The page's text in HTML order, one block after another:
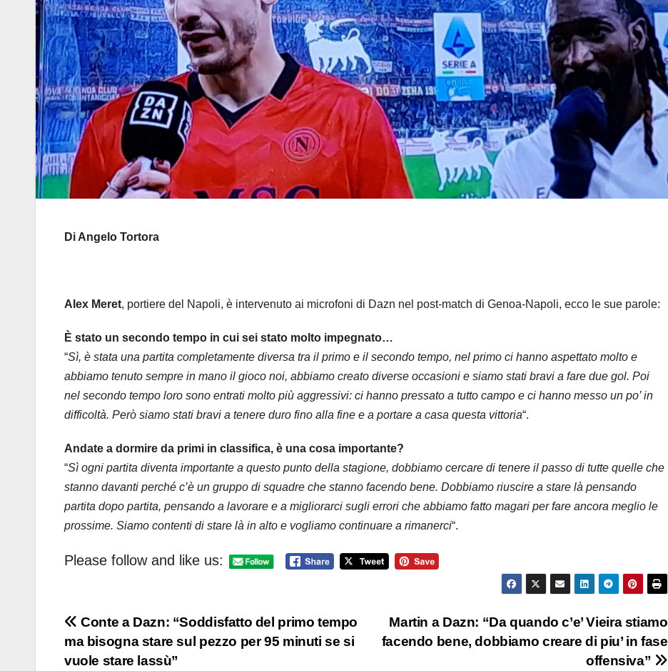
Di Angelo Tortora
Alex Meret, portiere del Napoli, è intervenuto ai microfoni di Dazn nel post-match di Genoa-Napoli, ecco le sue parole:
È stato un secondo tempo in cui sei stato molto impegnato…
“Sì, è stata una partita completamente diversa tra il primo e il secondo tempo, nel primo ci hanno aspettato molto e
abbiamo tenuto sempre in mano il gioco noi, abbiamo creato diverse occasioni e siamo stati bravi a fare due gol. Poi
nel secondo tempo loro sono entrati molto più aggressivi: ci hanno pressato a tutto campo e ci hanno messo un po’ in
difficoltà. Però siamo stati bravi a tenere duro fino alla fine e a portare a casa questa vittoria“.
Andate a dormire da primi in classifica, è una cosa importante?
“Sì ogni partita diventa importante a questo punto della stagione, dobbiamo cercare di tenere il passo di tutte quelle che
stanno davanti perché c’è un gruppo di squadre che stanno facendo bene. Dobbiamo riuscire a stare là pensando
partita dopo partita, pensando a lavorare e a migliorarci sugli errori che abbiamo fatto magari per fare ancora meglio le
prossime. Siamo contenti di stare là in alto e vogliamo continuare a rimanerci“.
Please follow and like us:
Navigazione
articoli
Martin a Dazn: “Da quando c’e’ Vieira stiamo
facendo bene, dobbiamo creare di piu’ in fase
offensiva”
Conte a Dazn: “Soddisfatto del primo tempo
ma bisogna stare sul pezzo per 95 minuti se si
vuole stare lassù”